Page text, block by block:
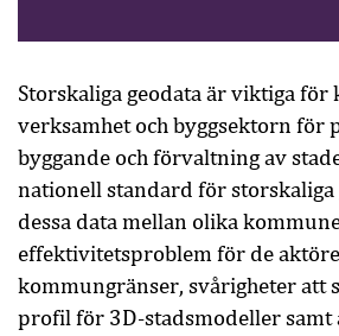
Storskaliga geodata är viktiga för
verksamhet och byggsektorn för
byggande och förvaltning av
nationell standard för
dessa data mellan olika
effektivitetsproblem för de
kommungränser, svårigheter att
profil för 3D-stadsmodeller samt